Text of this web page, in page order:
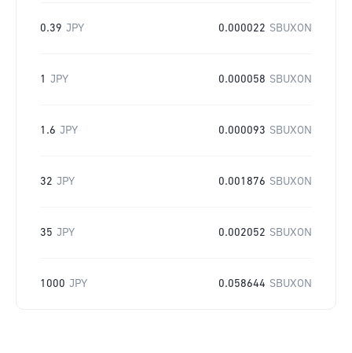
0.39 JPY 0.000022 SBUXON
1 JPY 0.000058 SBUXON
1.6 JPY 0.000093 SBUXON
32 JPY 0.001876 SBUXON
35 JPY 0.002052 SBUXON
1000 JPY 0.058644 SBUXON